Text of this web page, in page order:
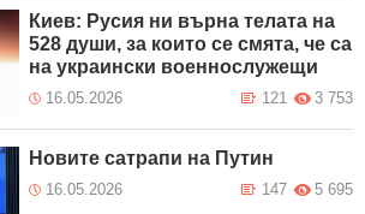
Киев: Русия ни върна телата на
528 души, за които се смята, че са
на украински военнослужещи
16.05.2026 3 753
121
Новите сатрапи на Путин
16.05.2026 5 695
147